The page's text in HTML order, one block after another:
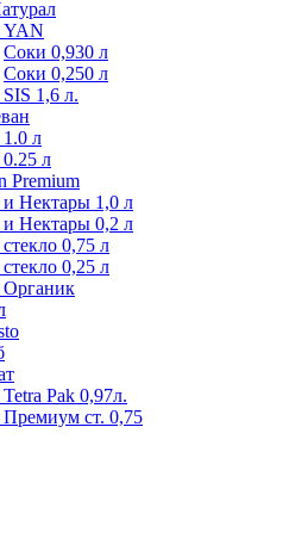
Соки 0,930 л
Соки 0,250 л
1,6 л.
л
л
Premium
Нектары 1,0 л
Нектары 0,2 л
0,75 л
0,25 л
Pak 0,97л.
ст. 0,75